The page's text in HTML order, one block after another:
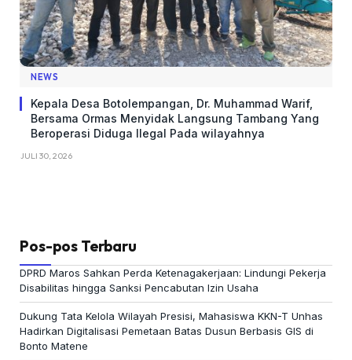
NEWS
Kepala Desa Botolempangan, Dr. Muhammad Warif,
Bersama Ormas Menyidak Langsung Tambang Yang
Beroperasi Diduga Ilegal Pada wilayahnya
JULI 30, 2026
Pos-pos Terbaru
DPRD Maros Sahkan Perda Ketenagakerjaan: Lindungi Pekerja
Disabilitas hingga Sanksi Pencabutan Izin Usaha
Dukung Tata Kelola Wilayah Presisi, Mahasiswa KKN-T Unhas
Hadirkan Digitalisasi Pemetaan Batas Dusun Berbasis GIS di
Bonto Matene